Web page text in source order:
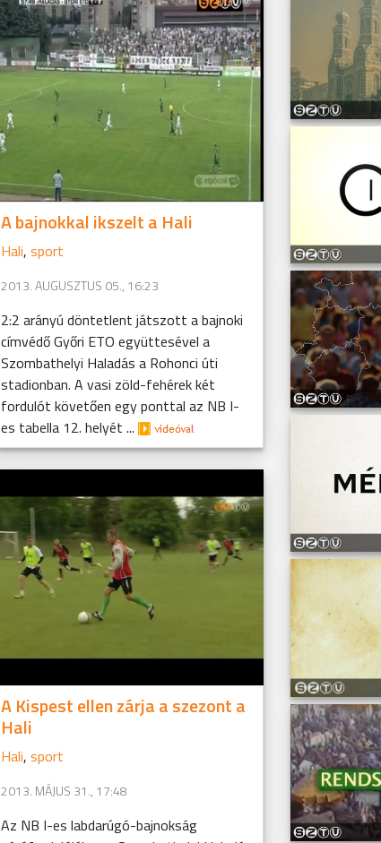
A bajnokkal ikszelt a Hali
Hali, sport
2013. AUGUSZTUS 05., 16:23
2:2 arányú döntetlent játszott a bajnoki
címvédő Győri ETO együttesével a
Szombathelyi Haladás a Rohonci úti
stadionban. A vasi zöld-fehérek két
fordulót követően egy ponttal az NB I-
es tabella 12. helyét ...
A Kispest ellen zárja a szezont a
Hali
Hali, sport
2013. MÁJUS 31., 17:48
Az NB I-es labdarúgó-bajnokság